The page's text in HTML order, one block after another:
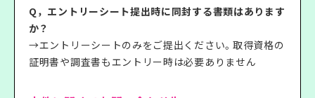
Q，エントリーシート提出時に同封する書類はあります
か？
→エントリーシートのみをご提出ください。取得資格の
証明書や調査書もエントリー時は必要ありません